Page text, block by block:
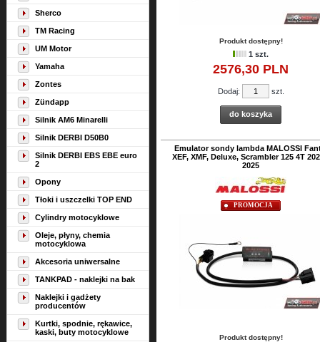
Sherco
TM Racing
UM Motor
Yamaha
Zontes
Zündapp
Silnik AM6 Minarelli
Silnik DERBI D50B0
Silnik DERBI EBS EBE euro
2
Opony
Tłoki i uszczelki TOP END
Cylindry motocyklowe
Oleje, płyny, chemia
motocyklowa
Akcesoria uniwersalne
TANKPAD - naklejki na bak
Naklejki i gadżety
producentów
Kurtki, spodnie, rękawice,
kaski, buty motocyklowe
Produkt dostępny!
1 szt.
2576,30 PLN
Dodaj: szt.
do koszyka
Emulator sondy lambda MALOSSI
XEF, XMF, Deluxe, Scrambler 125 4T
2025
PROMOCJA
Produkt dostępny!